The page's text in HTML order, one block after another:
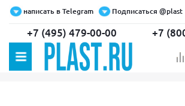
написать в Telegram Подписаться @plast
+7 (495) 479-00-00 +7